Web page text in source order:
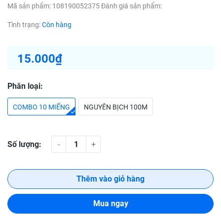
Mã sản phẩm: 108190052375Đánh giá sản phẩm:
Tình trạng:Còn hàng
15.000₫
Phân loại:
COMBO 10 MIẾNG NGUYÊN BỊCH 100M
Số lượng: - +
Thêm vào giỏ hàng
Mua ngay